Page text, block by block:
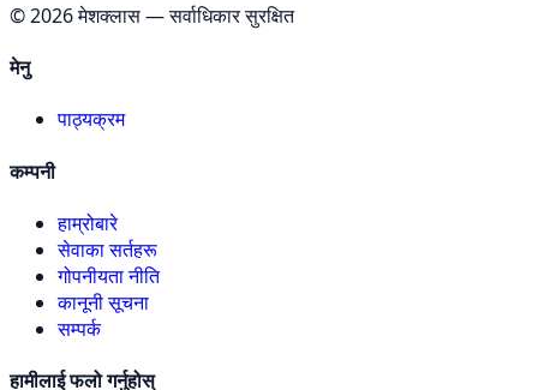
©2026मेशक्लास — सर्वाधिकार सुरक्षित
मेनु
पाठ्यक्रम
कम्पनी
हाम्रोबारे
सेवाका सर्तहरू
गोपनीयता नीति
कानूनी सूचना
सम्पर्क
हामीलाई फलो गर्नुहोस्